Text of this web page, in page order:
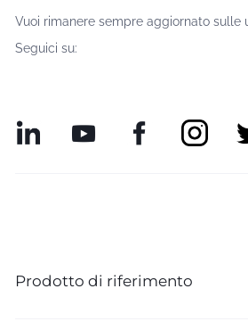
Vuoi rimanere sempre aggiornato sulle
Seguici su:
Prodotto di riferimento